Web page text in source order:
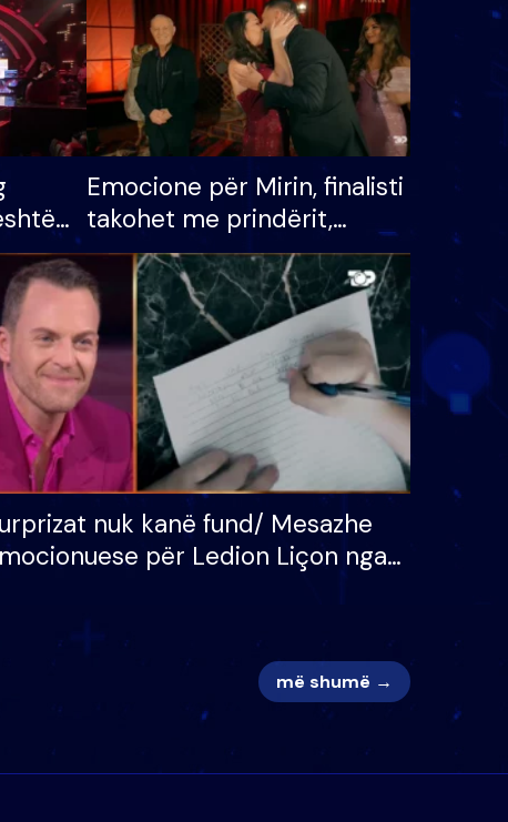
për
Emocione për Mirin, finalisti
takohet me prindërit,
vajzën dhe bashkëshorten:
S’kemi ndonjë letër divorci
apo jo?
nuk kanë fund/ Mesazhe
për Ledion Liçon nga
më shumë →